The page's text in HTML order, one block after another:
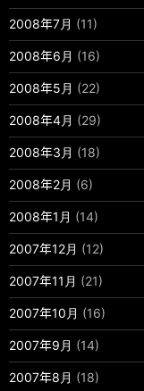
2008年7月 (11)
2008年6月 (16)
2008年5月 (22)
2008年4月 (29)
2008年3月 (18)
2008年2月 (6)
2008年1月 (14)
2007年12月 (12)
2007年11月 (21)
2007年10月 (16)
2007年9月 (14)
2007年8月 (18)